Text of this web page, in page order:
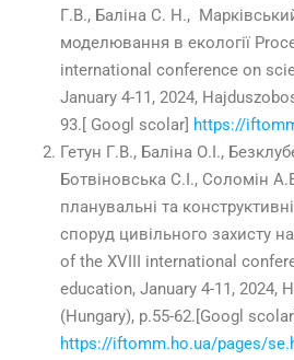
Г.В., Баліна С. Н.,
моделювання в екології
international conference on
January 4-11, 2024,
93.[ Googl scolar] https://
Гетун Г.В., Баліна О.І.,
Ботвіновська С.І., Соломін
планувальні та
споруд цивільного захисту
of the XVIII international
education, January 4-11, 2024,
(Hungary), p.55-62.[Googl scolar]
https://iftomm.ho.ua/pages/